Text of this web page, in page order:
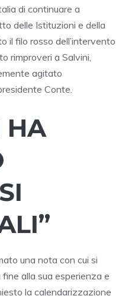
di continuare a
delle Istituzioni e della
il filo rosso dell’intervento
rimproveri a Salvini,
agitato
Conte.
HA
una nota con cui si
alla sua esperienza e
la calendarizzazione